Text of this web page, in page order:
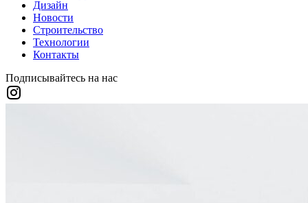
Дизайн
Новости
Строительство
Технологии
Контакты
Подписывайтесь на нас